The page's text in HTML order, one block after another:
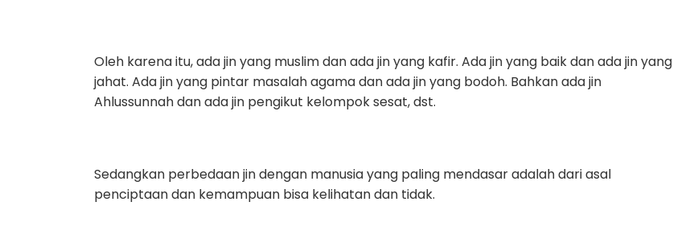
Oleh karena itu, ada jin yang muslim dan ada jin yang kafir. Ada jin yang baik dan ada jin yang
jahat. Ada jin yang pintar masalah agama dan ada jin yang bodoh. Bahkan ada jin
Ahlussunnah dan ada jin pengikut kelompok sesat, dst.
Sedangkan perbedaan jin dengan manusia yang paling mendasar adalah dari asal
penciptaan dan kemampuan bisa kelihatan dan tidak.